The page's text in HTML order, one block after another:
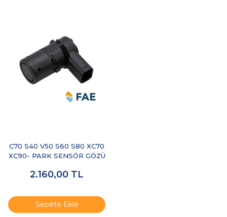
C70 S40 V50 S60 S80 XC70
XC90- PARK SENSÖR GÖZÜ
2.160,00 TL
Sepete Ekle